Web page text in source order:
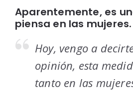
Aparentemente, es
piensa en las mujeres.
Hoy, vengo a
opinión, esta
tanto en las